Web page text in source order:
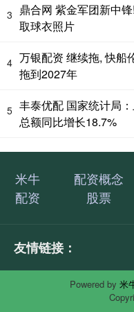
3 鼎合网 紫金军团新中
取球衣照片
4 万银配资 继续拖, 快船
拖到2027年
5 丰泰优配 国家统计局
总额同比增长18.7%
米牛
配资
配资概念
股票
友情链接：
Powered by 米